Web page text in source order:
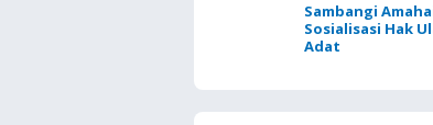
Sambangi
Sosialisasi Hak
Adat